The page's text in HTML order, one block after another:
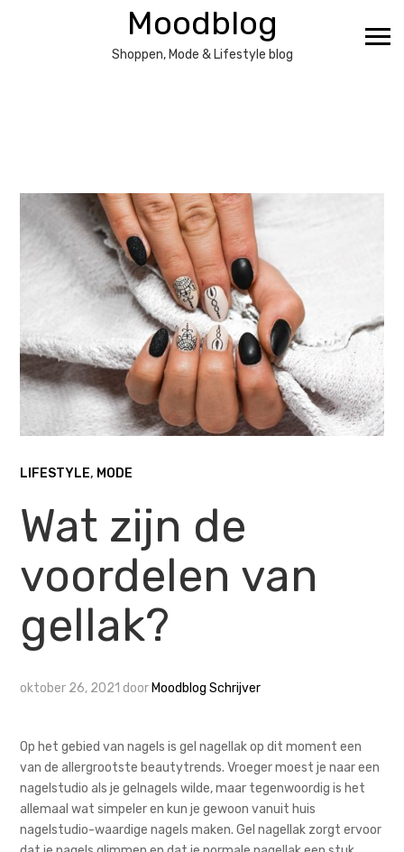
Moodblog
Shoppen, Mode & Lifestyle blog
LIFESTYLE, MODE
Wat zijn de
voordelen van
gellak?
oktober 26, 2021 door Moodblog Schrijver
Op het gebied van nagels is gel nagellak op dit moment een
van de allergrootste beautytrends. Vroeger moest je naar een
nagelstudio als je gelnagels wilde, maar tegenwoordig is het
allemaal wat simpeler en kun je gewoon vanuit huis
nagelstudio-waardige nagels maken. Gel nagellak zorgt ervoor